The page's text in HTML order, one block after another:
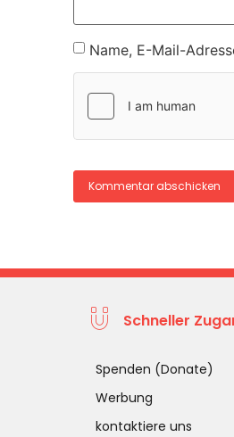
Name, E-Mail-
Schneller
Spenden (Donate)
Werbung
kontaktiere uns